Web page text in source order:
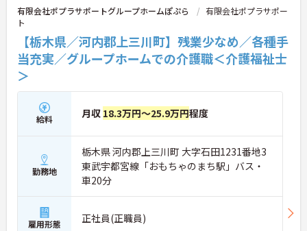
有限会社ポプラサポートグループホームぽぷら
有限会社ポプラサポー
ト
【栃木県／河内郡上三川町】残業少なめ／各種手
当充実／グループホームでの介護職＜介護福祉士
＞
給料 月収 18.3万円～25.9万円程度
勤務地
栃木県 河内郡上三川町 大字石田1231番地3
東武宇都宮線「おもちゃのまち駅」バス・
車20分
雇用形態 正社員(正職員)